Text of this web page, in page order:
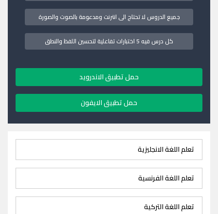
جميع الدروس لا تحتاج الى انترنت ومدعومة بالصوت والصورة
كل درس فيه 5 اختبارات تفاعلية لتحسين اللفظ والنطق
حمل تطبيق الاندرويد
حمل تطبيق الايفون
تعلم اللغة الانجليزية
تعلم اللغة الفرنسية
تعلم اللغة التركية